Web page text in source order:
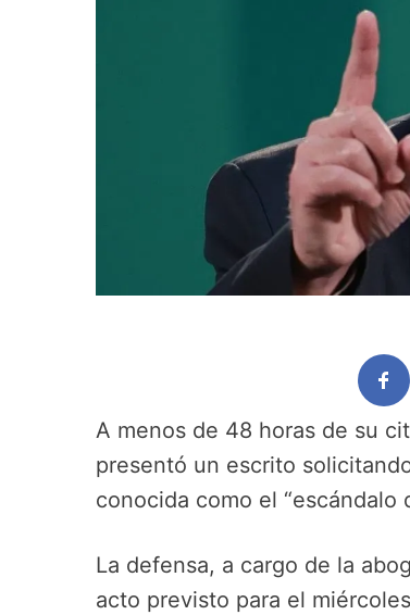
A menos de 48 horas de su
presentó un escrito
conocida como el “escándalo
La defensa, a cargo de la
acto previsto para el